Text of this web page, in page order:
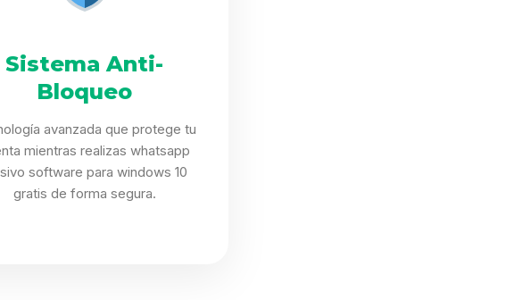
Sistema Anti-
Bloqueo
avanzada que protege tu
mientras realizas whatsapp
software para windows 10
gratis de forma segura.